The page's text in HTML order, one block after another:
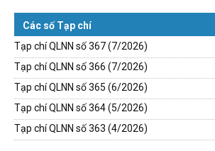
Các số Tạp chí
Tạp chí QLNN số 367 (7/2026)
Tạp chí QLNN số 366 (7/2026)
Tạp chí QLNN số 365 (6/2026)
Tạp chí QLNN số 364 (5/2026)
Tạp chí QLNN số 363 (4/2026)